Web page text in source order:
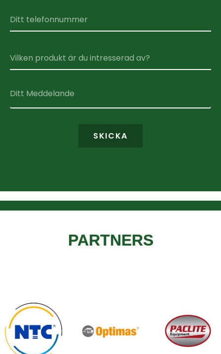
SKICKA
PARTNERS